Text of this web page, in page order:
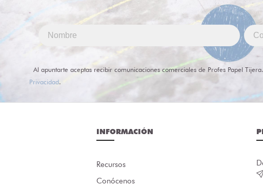
Al apuntarte aceptas recibir comunicaciones comerciales de Profes Papel
Privacidad.
INFORMACIÓN
Recursos
Conócenos